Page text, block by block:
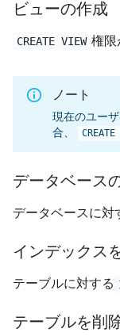
ビューの作成
CREATE VIEW 権限
ノート
現在のユー
合、
CREATE
データベース
データベースに対
インデックス
テーブルに対する
テーブルを削